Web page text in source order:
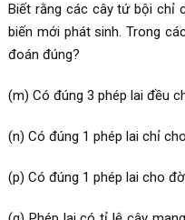
Biết rằng các cây tứ bội chỉ
biến mới phát sinh. Trong
đoán đúng?
(m) Có đúng 3 phép lai đều
(n) Có đúng 1 phép lai chỉ
(p) Có đúng 1 phép lai cho